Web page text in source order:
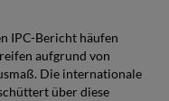
IPC-Bericht häufen
aufgrund von
Die internationale
über diese